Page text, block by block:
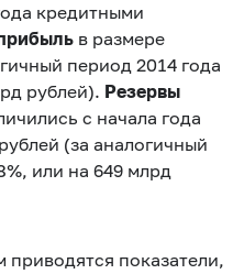
кредитными
в размере
период 2014 года
рублей). Резервы
с начала года
(за аналогичный
или на 649 млрд
приводятся показатели,